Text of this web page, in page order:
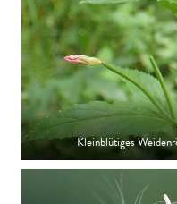
Kleinblütiges